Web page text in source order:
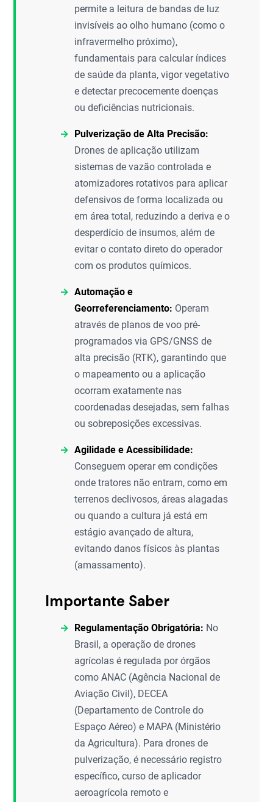
permite a leitura de bandas de luz
invisíveis ao olho humano (como o
infravermelho próximo),
fundamentais para calcular índices
de saúde da planta, vigor vegetativo
e detectar precocemente doenças
ou deficiências nutricionais.
Pulverização de Alta Precisão:
Drones de aplicação utilizam
sistemas de vazão controlada e
atomizadores rotativos para aplicar
defensivos de forma localizada ou
em área total, reduzindo a deriva e o
desperdício de insumos, além de
evitar o contato direto do operador
com os produtos químicos.
Automação e
Georreferenciamento: Operam
através de planos de voo pré-
programados via GPS/GNSS de
alta precisão (RTK), garantindo que
o mapeamento ou a aplicação
ocorram exatamente nas
coordenadas desejadas, sem falhas
ou sobreposições excessivas.
Agilidade e Acessibilidade:
Conseguem operar em condições
onde tratores não entram, como em
terrenos declivosos, áreas alagadas
ou quando a cultura já está em
estágio avançado de altura,
evitando danos físicos às plantas
(amassamento).
Importante Saber
Regulamentação Obrigatória: No
Brasil, a operação de drones
agrícolas é regulada por órgãos
como ANAC (Agência Nacional de
Aviação Civil), DECEA
(Departamento de Controle do
Espaço Aéreo) e MAPA (Ministério
da Agricultura). Para drones de
pulverização, é necessário registro
específico, curso de aplicador
aeroagrícola remoto e